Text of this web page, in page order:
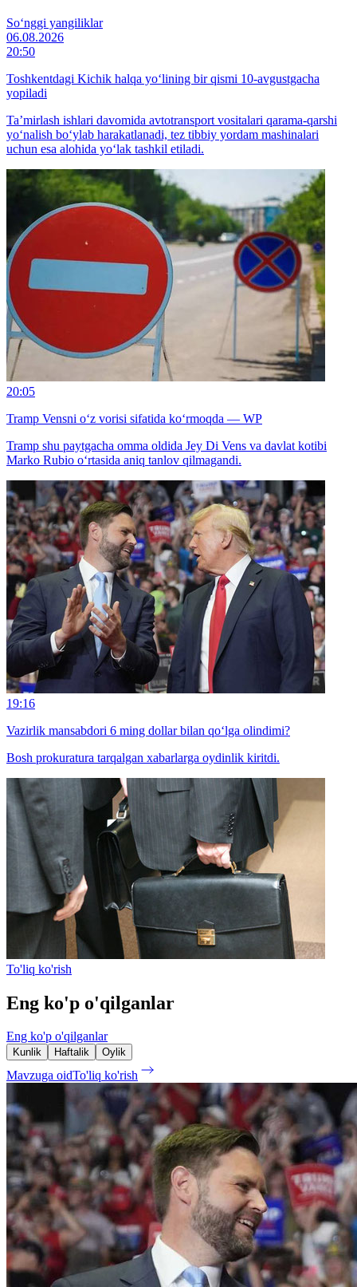
So‘nggi yangiliklar
06.08.2026
20:50
Toshkentdagi Kichik halqa yo‘lining bir qismi 10-avgustgacha
yopiladi
Ta’mirlash ishlari davomida avtotransport vositalari qarama-qarshi
yo‘nalish bo‘ylab harakatlanadi, tez tibbiy yordam mashinalari
uchun esa alohida yo‘lak tashkil etiladi.
20:05
Tramp Vensni o‘z vorisi sifatida ko‘rmoqda — WP
Tramp shu paytgacha omma oldida Jey Di Vens va davlat kotibi
Marko Rubio o‘rtasida aniq tanlov qilmagandi.
19:16
Vazirlik mansabdori 6 ming dollar bilan qo‘lga olindimi?
Bosh prokuratura tarqalgan xabarlarga oydinlik kiritdi.
To'liq ko'rish
Eng ko'p o'qilganlar
Eng ko'p o'qilganlar
Kunlik Haftalik Oylik
Mavzuga oidTo'liq ko'rish